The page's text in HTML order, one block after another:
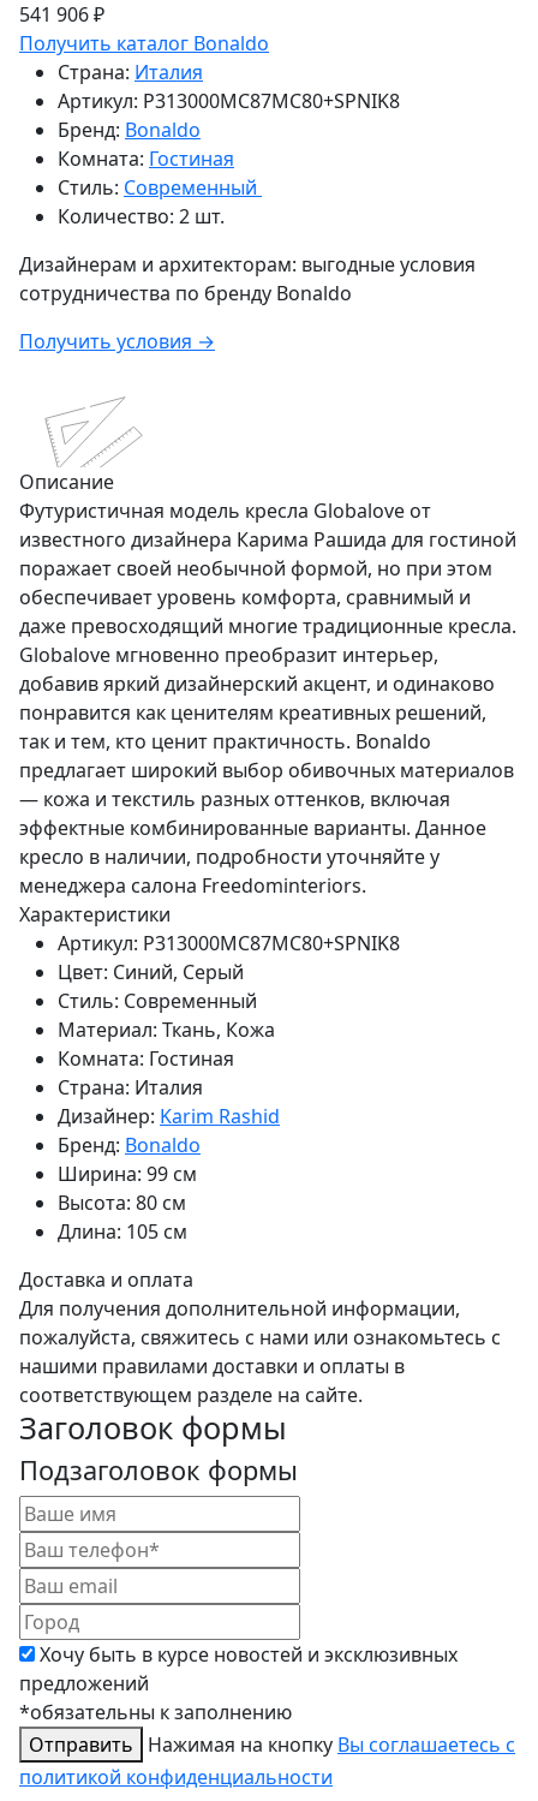
541 906 ₽
Получить каталог Bonaldo
Страна: Италия
Артикул: P313000MC87MC80+SPNIK8
Бренд: Bonaldo
Комната: Гостиная
Стиль: Современный
Количество: 2 шт.
Дизайнерам и архитекторам: выгодные условия
сотрудничества по бренду Bonaldo
Получить условия →
Описание
Футуристичная модель кресла Globalove от
известного дизайнера Карима Рашида для гостиной
поражает своей необычной формой, но при этом
обеспечивает уровень комфорта, сравнимый и
даже превосходящий многие традиционные кресла.
Globalove мгновенно преобразит интерьер,
добавив яркий дизайнерский акцент, и одинаково
понравится как ценителям креативных решений,
так и тем, кто ценит практичность. Bonaldo
предлагает широкий выбор обивочных материалов
— кожа и текстиль разных оттенков, включая
эффектные комбинированные варианты. Данное
кресло в наличии, подробности уточняйте у
менеджера салона Freedominteriors.
Характеристики
Артикул: P313000MC87MC80+SPNIK8
Цвет: Синий, Серый
Стиль: Современный
Материал: Ткань, Кожа
Комната: Гостиная
Страна: Италия
Дизайнер: Karim Rashid
Бренд: Bonaldo
Ширина: 99 см
Высота: 80 см
Длина: 105 см
Доставка и оплата
Для получения дополнительной информации,
пожалуйста, свяжитесь с нами или ознакомьтесь с
нашими правилами доставки и оплаты в
соответствующем разделе на сайте.
Заголовок формы
Подзаголовок формы
Хочу быть в курсе новостей и эксклюзивных
предложений
*обязательны к заполнению
Отправить
Нажимая на кнопку Вы соглашаетесь с
политикой конфиденциальности